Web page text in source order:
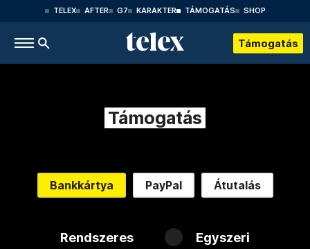
TELEX AFTER G7 KARAKTER TÁMOGATÁS SHOP
Támogatás
Támogatás
Bankkártya PayPal Átutalás
Rendszeres Egyszeri